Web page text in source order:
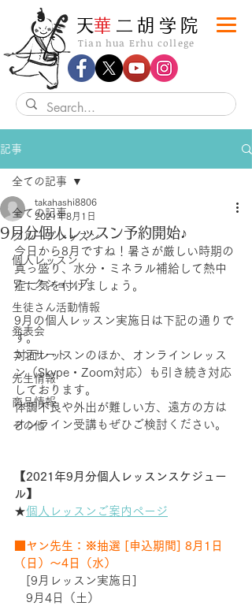
Tian hua Erhu college
​天華 二胡学院
記事
全ての記事
グループレッスン
個人レッスン
ワークショップ
生徒さん活動情報
発表会
コンサート
先生情報
商品情報
その他
全ての記事
9月分個人レッスン予約開始♪
takahashi8806
2021年8月1日
今日から8月ですね！暑さが厳しい時期の
真っ盛り、水分・ミネラル補給して熱中
症に気を付けましょう。
9月の個人レッスン実施日は下記の通りで
す。
対面レッスンのほか、オンラインレッス
ン（Skype・Zoom対応）も引き続き対応
しております。
体調不良や外出が難しい方、遠方の方は
オンライン受講もぜひご検討ください。
【2021年9月分個人レッスンスケジュー
ル】
★個人レッスンご案内ページ
■ヤン先生：※抽選 [申込期間] 8月1日
（日）～4日（水）
[9月レッスン実施日]
9月4日（土）